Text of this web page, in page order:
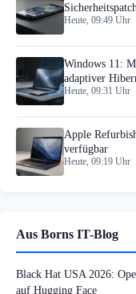
Heute, 09:49 Uhr
Windows 11:
adaptiver
Heute, 09:31 Uhr
Apple
verfügbar
Heute, 09:19 Uhr
Aus Borns IT-Blog
Black Hat USA 2026:
auf Hugging Face